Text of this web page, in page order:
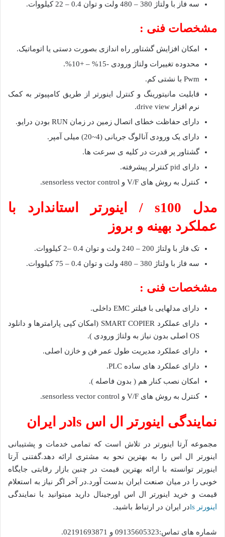
سه فاز با ولتاژ 380 – 480 ولت و توان 0.4 – 22 کیلووات.
مشخصات فنی :
امکان افزایش گشتاور راه اندازی بصورت دستی یا اتوماتیک.
محدوده تغییرات ولتاژ ورودی -15% – +10%.
Pwm با نشتی کم.
قابلیت مانیتورینگ و کنترل اینورتر از طریق کامپیوتر به کمک
نرم افزار drive view.
دارای حفاظت خطای اتصال زمین در زمان RUN بودن درایو.
دارای یک ورودی آنالوگ جریانی (4~20) میلی آمپر.
گشتاور پر قدرت در کلیه ی سرعت ها.
دارای pid کنترلر پیشرفته.
کنترل به روش های V/F و sensorless vector control.
مدل s100 / اینورتر استاندارد با
عملکرد بهینه و بروز
تک فاز با ولتاژ 200 – 240 ولت و توان 0.4 –2 کیلووات.
سه فاز با ولتاژ 380 – 480 ولت و توان 0.4 – 75 کیلووات.
مشخصات فنی :
دارای مدلهایی با فیلتر EMC داخلی.
دارای عملکرد SMART COPIER (امکان کپی پارامترها و دانلود
OS اصلی بدون نیاز به ولتاژ ورودی ).
دارای عملکرد مدیریت طول عمر فن و خازن اصلی.
دارای عملکرد های ساده PLC.
امکان نصب کنار هم ( بدون فاصله ).
کنترل به روش های V/F و sensorless vector control.
نمایندگی اینورتر ال اس lsدر ایران
مجموعه آرتا اینورتر در تلاش است که تمامی خدمات و پشتیبانی
اینورتر ال اس را به بهترین نحو به مشتری ارائه دهد.گفتنی آرتا
اینورتر توانسته با ارائه بهترین قیمت در چنین بازار رقابتی جایگاه
خوبی را در میان صنعت ایران بدست آورد.در آخر اگر نیاز به استعلام
قیمت و خرید اینورتر ال اس اورجینال دارید میتوانید با نمایندگی
اینورتر ls
در ایران در ارتباط باشید.
شماره های تماس:09135605323 و 02191693871.